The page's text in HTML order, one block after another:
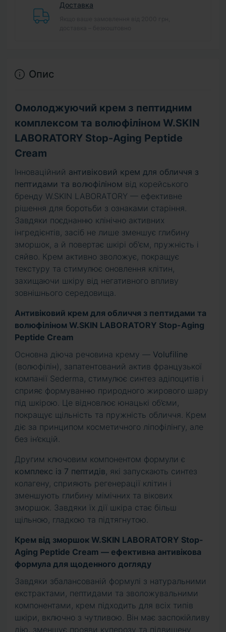
Доставка
Опис
Омолоджуючий крем з пептидним
комплексом та волюфіліном W.SKIN
LABORATORY Stop-Aging Peptide
Cream
Інноваційний антивіковий крем для обличчя з
пептидами та волюфіліном від корейського
бренду W.SKIN LABORATORY — ефективне
рішення для боротьби з ознаками старіння.
Завдяки поєднанню клінічно активних
інгредієнтів, засіб не лише зменшує глибину
зморшок, а й повертає шкірі об'єм, пружність і
сяйво. Крем активно зволожує, покращує
текстуру та стимулює оновлення клітин,
захищаючи шкіру від негативного впливу
зовнішнього середовища.
Антивіковий крем для обличчя з пептидами та
волюфіліном W.SKIN LABORATORY Stop-Aging
Peptide Cream
Основна діюча речовина крему — Volufiline
(волюфілін), запатентований актив французької
компанії Sederma, стимулює синтез адіпоцитів і
сприяє формуванню природного жирового шару
під шкірою. Це відновлює юнацькі об’єми,
покращує щільність та пружність обличчя. Крем
діє за принципом косметичного ліпофілінгу, але
без ін’єкцій.
Другим ключовим компонентом формули є
комплекс із 7 пептидів, які запускають синтез
колагену, сприяють регенерації клітин і
зменшують глибину мімічних та вікових
зморшок. Завдяки їх дії шкіра стає більш
щільною, гладкою та підтягнутою.
Крем від зморшок W.SKIN LABORATORY Stop-
Aging Peptide Cream — ефективна антивікова
формула для щоденного догляду
Завдяки збалансованій формулі з натуральними
екстрактами, пептидами та зволожувальними
компонентами, крем підходить для всіх типів
шкіри, включно з чутливою. Він має заспокійливу
дію, зменшує прояви куперозу та підвищену